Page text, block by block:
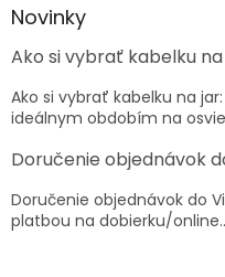
äNovinky
Ako si vybrať kabelku
Ako si vybrať kabelku na
ideálnym obdobím na
Doručenie objednávok
Doručenie objednávok do
platbou na dobierku/